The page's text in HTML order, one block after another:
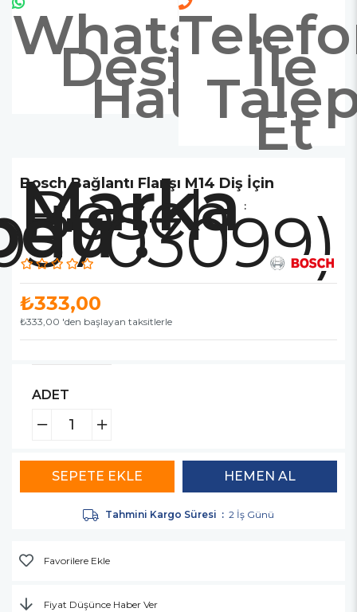
Whatsapp
Destek
Hattı İle
Et
Bosch Bağlantı Flanşı M14 Diş İçin
Marka :
Bosch
₺333,00
₺333,00 'den başlayan taksitlerle
ADET
Tahmini Kargo Süresi : 2 İş Günü
Favorilere Ekle
Fiyat Düşünce Haber Ver